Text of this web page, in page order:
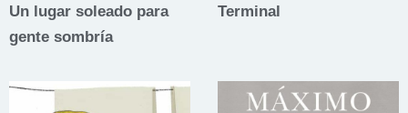
Un lugar soleado para
gente sombría
Terminal